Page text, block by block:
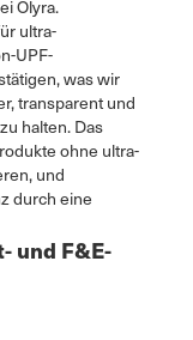
Olyra.
ultra-
UPF-
was wir
transparent und
halten. Das
ohne ultra-
und
durch eine
und F&E-